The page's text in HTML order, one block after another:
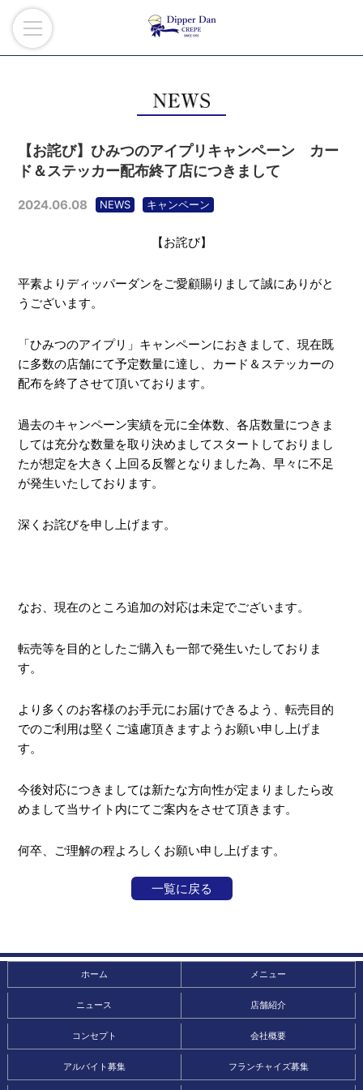
【お詫び】ひみつのアイプリキャンペーン カー
ド＆ステッカー配布終了店につきまして
2024.06.08 NEWS キャンペーン
【お詫び】
平素よりディッパーダンをご愛顧賜りまして誠にありがと
うございます。
「ひみつのアイプリ」キャンペーンにおきまして、現在既
に多数の店舗にて予定数量に達し、カード＆ステッカーの
配布を終了させて頂いております。
過去のキャンペーン実績を元に全体数、各店数量につきま
しては充分な数量を取り決めましてスタートしておりまし
たが想定を大きく上回る反響となりました為、早々に不足
が発生いたしております。
深くお詫びを申し上げます。
なお、現在のところ追加の対応は未定でございます。
転売等を目的としたご購入も一部で発生いたしておりま
す。
より多くのお客様のお手元にお届けできるよう、転売目的
でのご利用は堅くご遠慮頂きますようお願い申し上げま
す。
今後対応につきましては新たな方向性が定まりましたら改
めまして当サイト内にてご案内をさせて頂きます。
何卒、ご理解の程よろしくお願い申し上げます。
一覧に戻る
ホーム メニュー
ニュース 店舗紹介
コンセプト 会社概要
アルバイト募集 フランチャイズ募集